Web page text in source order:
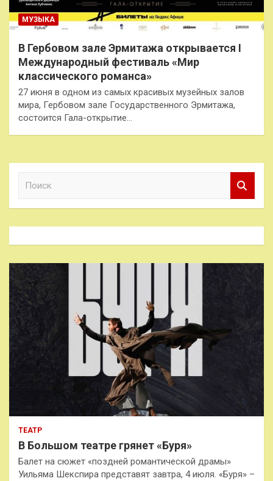
МУЗЫКА
В Гербовом зале Эрмитажа открывается I
Международный фестиваль «Мир
классического романса»
27 июня в одном из самых красивых музейных залов
мира, Гербовом зале Государственного Эрмитажа,
состоится Гала-открытие…
к
ТЕАТР
В Большом театре грянет «Буря»
Балет на сюжет «поздней романтической драмы»
Уильяма Шекспира представят завтра, 4 июля. «Буря» –